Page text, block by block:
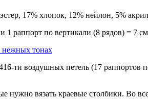
17% хлопок, 12% нейлон, 5%
1 раппорт по вертикали (8 рядов) = 7
ти воздушных петель (17 раппортов
нужно вязать краевые столбики. Во